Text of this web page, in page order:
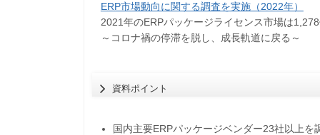
ERP市場動向に関する調査を実施（2022年）
2021年のERPパッケージライセンス市場は
～コロナ禍の停滞を脱し、成長軌道に戻る～
資料ポイント
国内主要ERPパッケージベンダー23社以上